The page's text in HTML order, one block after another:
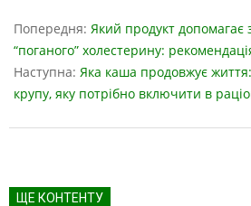
09-
06
Попередня: Який продукт допомагає
“поганого” холестерину:
Наступна: Яка каша продовжує
крупу, яку потрібно включити в
ЩЕ КОНТЕНТУ